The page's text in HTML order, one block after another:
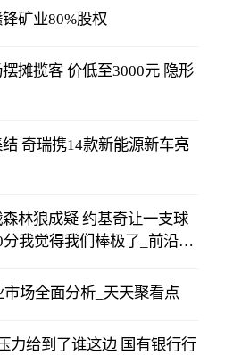
矿业80%股权
摊揽客 价低至3000元 隐形
奇瑞携14款新能源新车亮
林狼成疑 约基奇让一支球
我觉得我们棒极了_前沿资
场全面分析_天天聚看点
力给到了谁这边 国有银行行